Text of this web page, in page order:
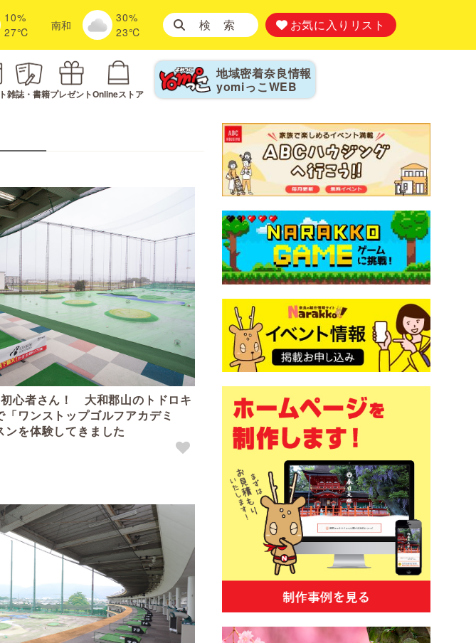
10%
27℃
南和
30%
23℃
検 索 お気に入りリスト
雑誌・書籍プレゼントOnlineストア
地域密着奈良情報
yomiっこ WEB
心者さん！ 大和郡山のトドロキ
「ワンストップゴルフアカデミ
ンを体験してきました